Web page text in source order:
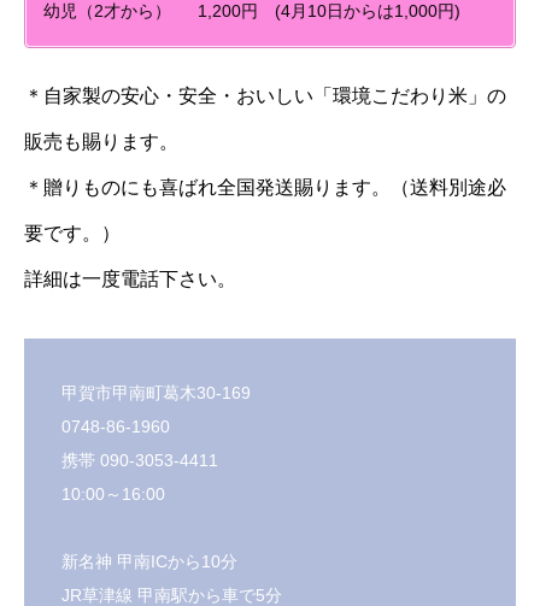
幼児（2才から） 1,200円 (4月10日からは1,000円)
＊自家製の安心・安全・おいしい「環境こだわり米」の
販売も賜ります。
＊贈りものにも喜ばれ全国発送賜ります。（送料別途必
要です。）
詳細は一度電話下さい。
甲賀市甲南町葛木30-169
0748-86-1960
携帯 090-3053-4411
10:00～16:00
新名神 甲南ICから10分
JR草津線 甲南駅から車で5分